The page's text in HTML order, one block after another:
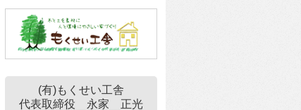
(有)もくせい工舎
代表取締役 永家 正光